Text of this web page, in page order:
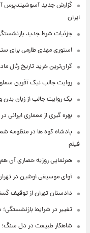
گزارش جدید آسوشیتدپرس
ایران
جزئیات شرط جدید
استوری مهدی طارمی برای
گران‌ترین خرید تاریخ رئال
روایت جالب نیک آفرین
یک روایت جالب از زبان بدن و
بهره گیری از معماری ایرانی
پادشاه کوه ها در منظومه
فیلم
هنرنمایی روزبه حصاری آن
آوای موسیقی اوشین در
دادستان تهران از توقیف
تغییر در شرایط
شاهکار طبیعت در دل